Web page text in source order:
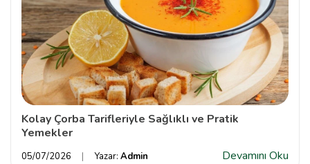
Kolay Çorba Tarifleriyle Sağlıklı ve Pratik
Yemekler
05/07/2026 Yazar: Admin Devamını Oku